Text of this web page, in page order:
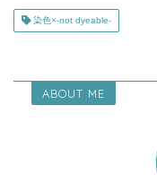
染色×-not dyeable-
ABOUT ME